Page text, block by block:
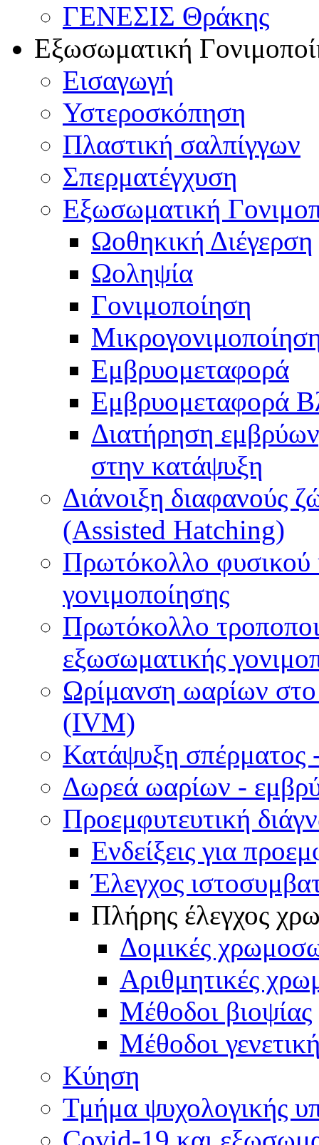
ΓΕΝΕΣΙΣ Θράκης
Εξωσωματική
Εισαγωγή
Υστεροσκόπηση
Πλαστική σαλπίγγων
Σπερματέγχυση
Εξωσωματική
Ωοθηκική Διέγερση
Ωοληψία
Γονιμοποίηση
Εμβρυομεταφορά
Εμβρυομεταφορά
Διατήρηση
στην κατάψυξη
Διάνοιξη διαφανούς
(Assisted Hatching)
Πρωτόκολλο φυσικού
γονιμοποίησης
Πρωτόκολλο
εξωσωματικής
Ωρίμανση ωαρίων
(IVM)
Κατάψυξη σπέρματος
Δωρεά ωαρίων -
Προεμφυτευτική
Ενδείξεις για
Έλεγχος
Πλήρης έλεγχος
Δομικές
Αριθμητικές
Μέθοδοι βιοψίας
Mέθοδοι
Κύηση
Τμήμα ψυχολογικής